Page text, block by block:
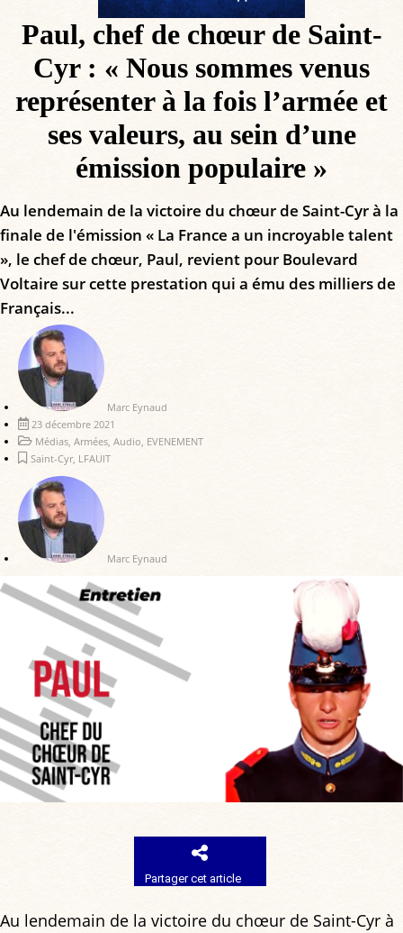
Paul, chef de chœur de Saint-
Cyr : « Nous sommes venus
représenter à la fois l’armée et
ses valeurs, au sein d’une
émission populaire »
Au lendemain de la victoire du chœur de Saint-Cyr à la
finale de l'émission « La France a un incroyable talent
», le chef de chœur, Paul, revient pour Boulevard
Voltaire sur cette prestation qui a ému des milliers de
Français...
Marc Eynaud
23 décembre 2021
Médias Armées Audio EVENEMENT
Saint-Cyr LFAUIT
Marc Eynaud
Partager cet article
Au lendemain de la victoire du chœur de Saint-Cyr à